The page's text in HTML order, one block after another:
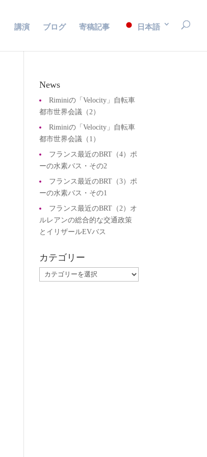
講演 ブログ 寄稿記事 日本語
News
Riminiの「Velocity」自転車
都市世界会議（2）
Riminiの「Velocity」自転車
都市世界会議（1）
フランス最近のBRT（4）ポ
ーの水素バス・その2
フランス最近のBRT（3）ポ
ーの水素バス・その1
フランス最近のBRT（2）オ
ルレアンの総合的な交通政策
とイリザールEVバス
カテゴリー
カ